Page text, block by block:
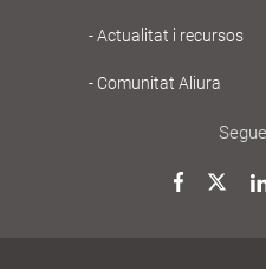
Actualitat i recursos
Comunitat Aliura
Facebook